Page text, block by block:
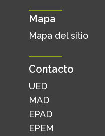
Mapa
Mapa del sitio
Contacto
UED
MAD
EPAD
EPEM